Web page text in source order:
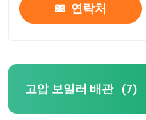
연락처
고압 보일러 배관 (7)